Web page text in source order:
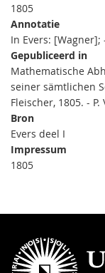
1805
Annotatie
In Evers:
Gepubliceerd in
Mathematische
seiner sämtlichen
Fleischer, 1805. - P.
Bron
Evers deel I
Impressum
1805